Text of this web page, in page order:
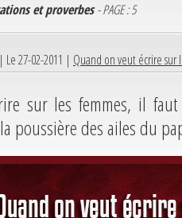
et proverbes- PAGE : 5
| Le 27-02-2011 | Quand on veut écrire
sur les femmes, il
poussière des ailes du